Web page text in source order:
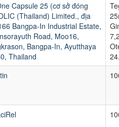
Capsule 25 (cơ sở đóng
(Thailand) Limited., địa
Bangpa-In Industrial Estate,
Road, Moo16,
Bangpa-In, Ayutthaya
Thailand